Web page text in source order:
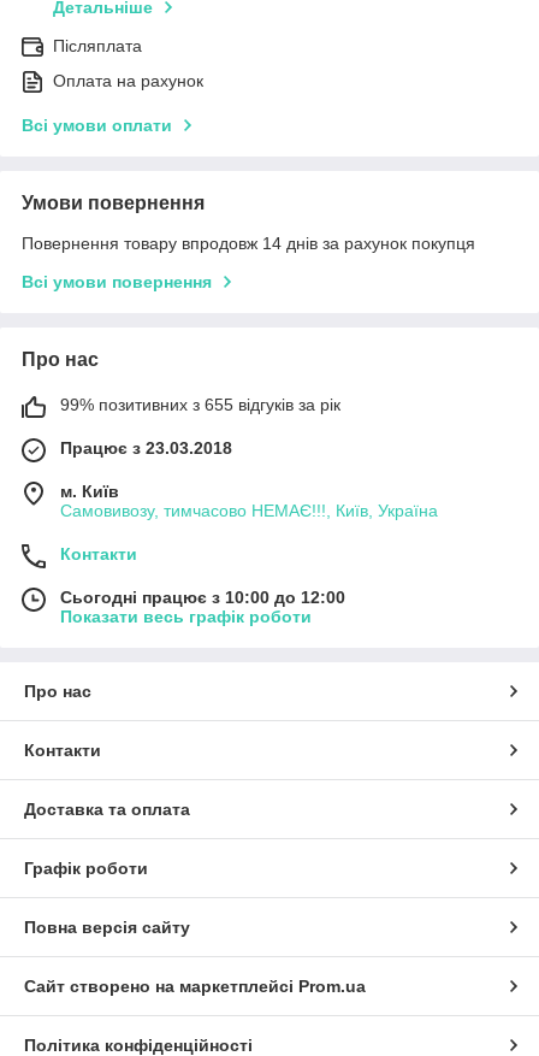
Детальніше
Післяплата
Оплата на рахунок
Всі умови оплати
Умови повернення
Повернення товару впродовж 14 днів за рахунок покупця
Всі умови повернення
Про нас
99% позитивних з 655 відгуків за рік
Працює з 23.03.2018
м. Київ
Самовивозу, тимчасово НЕМАЄ!!!, Київ, Україна
Контакти
Сьогодні працює з 10:00 до 12:00
Показати весь графік роботи
Про нас
Контакти
Доставка та оплата
Графік роботи
Повна версія сайту
Сайт створено на маркетплейсі Prom.ua
Політика конфіденційності